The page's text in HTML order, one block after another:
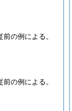
の例による。
の例による。